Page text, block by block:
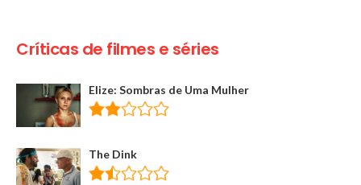
Críticas de filmes e séries
Elize: Sombras de Uma Mulher
The Dink